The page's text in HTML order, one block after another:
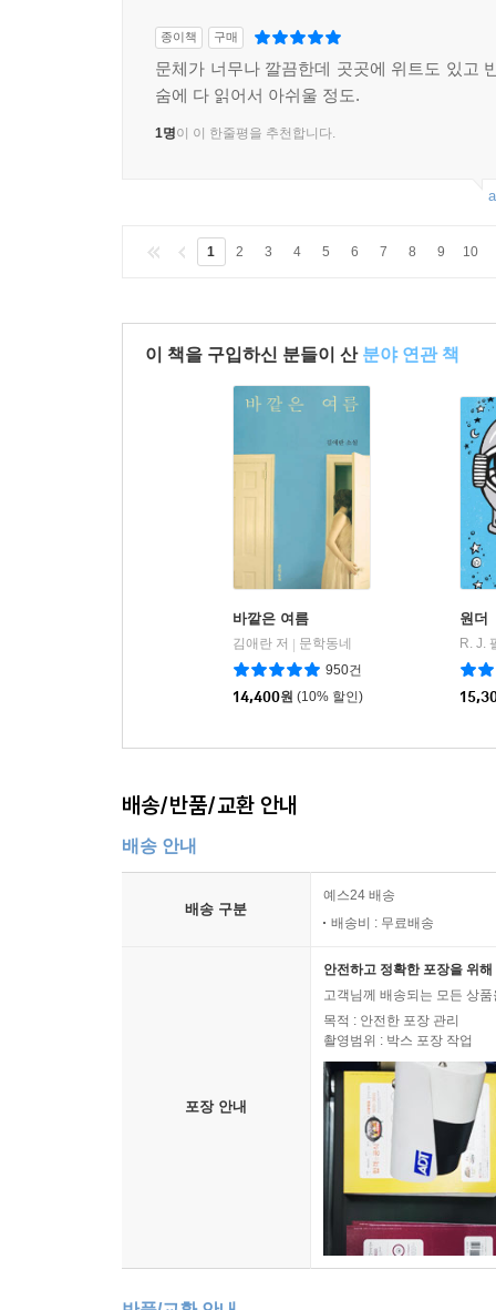
종이책 구매
문체가 너무나 깔끔한데 곳곳에 위트도 있고
숨에 다 읽어서 아쉬울 정도.
1명이 이 한줄평을 추천합니다.
1 2 3 4 5 6 7 8 9 10
이 책을 구입하신 분들이 산 분야 연관 책
바깥은 여름
김애란 저
문학동네
950건
14,400원 (10% 할인)
원더
R. J.
배송/반품/교환 안내
배송 안내
배송 구분
예스24 배송
배송비 : 무료배송
포장 안내
안전하고 정확한 포장을 위
고객님께 배송되는 모든 상
목적 : 안전한 포장 관리
촬영범위 : 박스 포장 작업